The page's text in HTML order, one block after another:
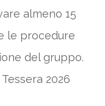
almeno 15
le procedure
del gruppo.
2026